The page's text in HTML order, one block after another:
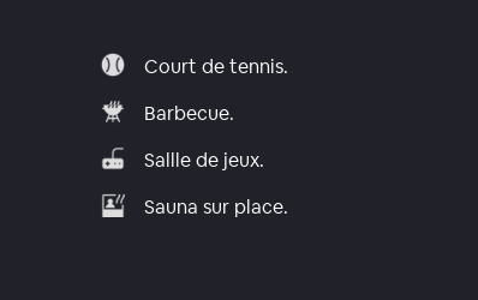
Court de tennis.
Barbecue.
Sallle de jeux.
Sauna sur place.